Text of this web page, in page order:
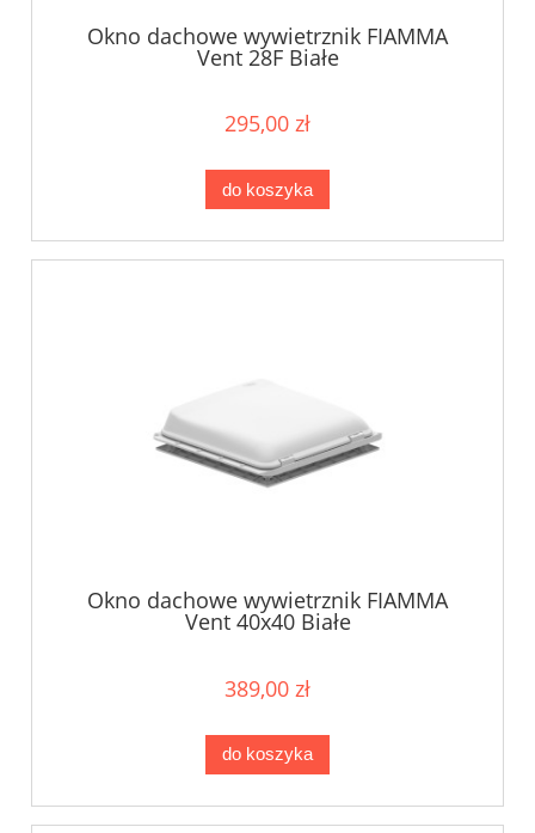
Okno dachowe wywietrznik FIAMMA
Vent 28F Białe
295,00 zł
do koszyka
Okno dachowe wywietrznik FIAMMA
Vent 40x40 Białe
389,00 zł
do koszyka